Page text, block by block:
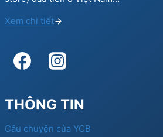
Xem chi tiết
THÔNG TIN
Câu chuyện của YCB